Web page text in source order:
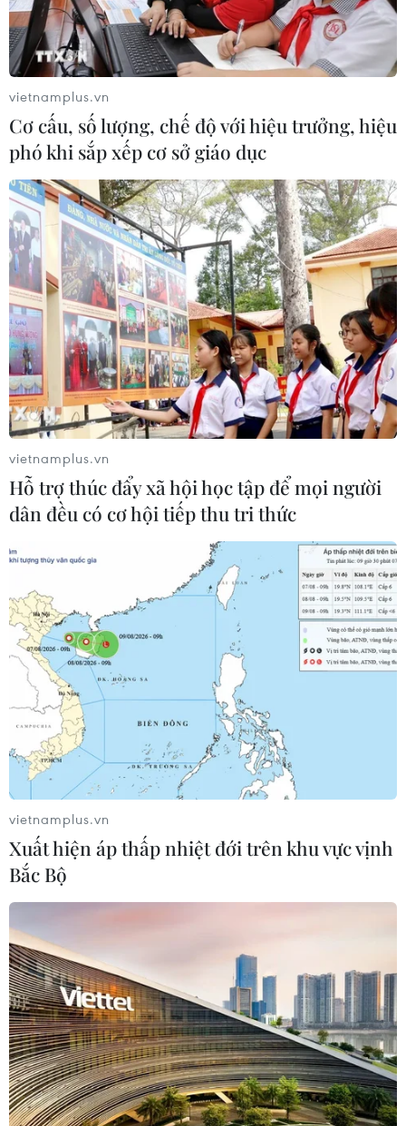
vietnamplus.vn
Cơ cấu, số lượng, chế độ với hiệu trưởng, hiệu
phó khi sắp xếp cơ sở giáo dục
vietnamplus.vn
Hỗ trợ thúc đẩy xã hội học tập để mọi người
dân đều có cơ hội tiếp thu tri thức
vietnamplus.vn
Xuất hiện áp thấp nhiệt đới trên khu vực vịnh
Bắc Bộ